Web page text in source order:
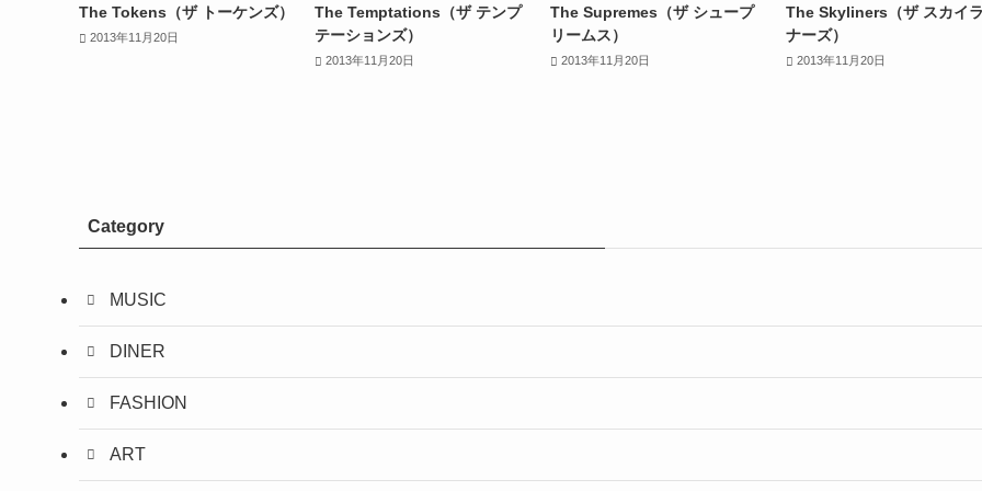
The Tokens（ザ トーケンズ）
2013年11月20日
The Temptations（ザ テンプ
テーションズ）
2013年11月20日
The Supremes（ザ シュープ
リームス）
2013年11月20日
The Skyliners（ザ スカイ
ナーズ）
2013年11月20日
Category
MUSIC
DINER
FASHION
ART